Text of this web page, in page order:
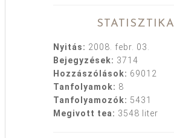
STATISZTIKA
Nyitás: 2008. febr. 03.
Bejegyzések: 3714
Hozzászólások: 69012
Tanfolyamok: 8
Tanfolyamozók: 5431
Megivott tea: 3548 liter